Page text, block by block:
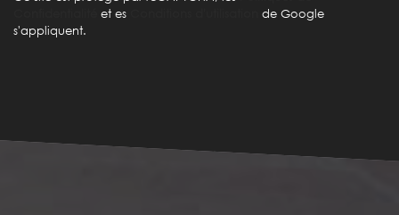
et es
de Google
s'appliquent.